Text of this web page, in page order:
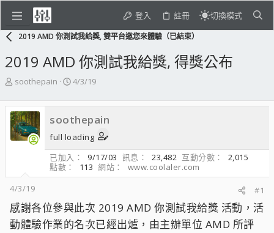
登入 註冊 切換模式
2019 AMD 你測試我給獎, 雙平台邀您來體驗（已結束）
2019 AMD 你測試我給獎, 得獎公布
主
發
起
人
soothepain
開
日
期
4/3/19
soothepain
full loading
已加入
9/17/03 訊息 23,482 互動分數
2,015
點數
113 網站
www.coolaler.com
4/3/19
#1
感謝各位參與此次 2019 AMD 你測試我給獎 活動，活
動體驗作業的名次已經出爐，由主辦單位 AMD 所評